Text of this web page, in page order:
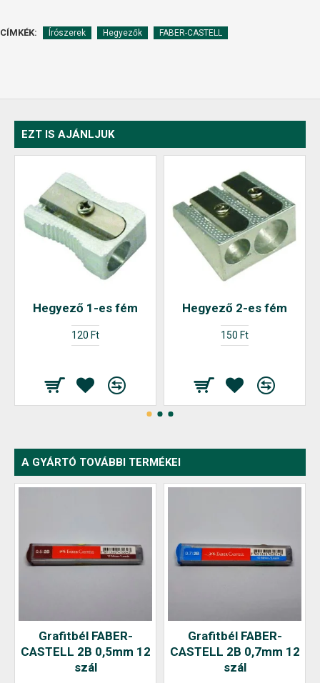
CÍMKÉK: Írószerek Hegyezők FABER-CASTELL
EZT IS AJÁNLJUK
Hegyező 1-es fém
120 Ft
Hegyező 2-es fém
150 Ft
A GYÁRTÓ TOVÁBBI TERMÉKEI
Grafitbél FABER-
CASTELL 2B 0,5mm 12
szál
Grafitbél FABER-
CASTELL 2B 0,7mm 12
szál